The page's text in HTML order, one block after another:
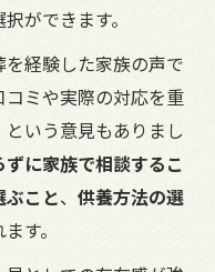
ができます。
経験した家族の声で
ミや実際の対応を重
いう意見もありまし
ずに家族で相談するこ
こと、 供養方法の選
す。